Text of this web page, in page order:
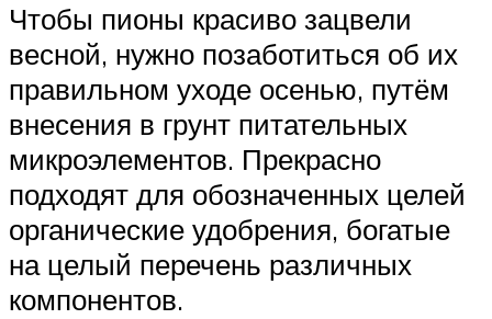
Чтобы пионы красиво зацвели
весной, нужно позаботиться об их
правильном уходе осенью, путём
внесения в грунт питательных
микроэлементов. Прекрасно
подходят для обозначенных целей
органические удобрения, богатые
на целый перечень различных
компонентов.